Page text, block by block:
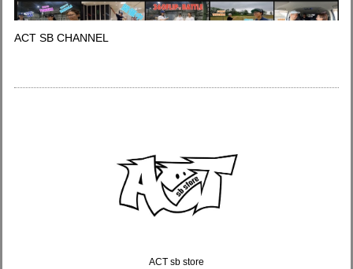
ACT SB CHANNEL
ACT sb store